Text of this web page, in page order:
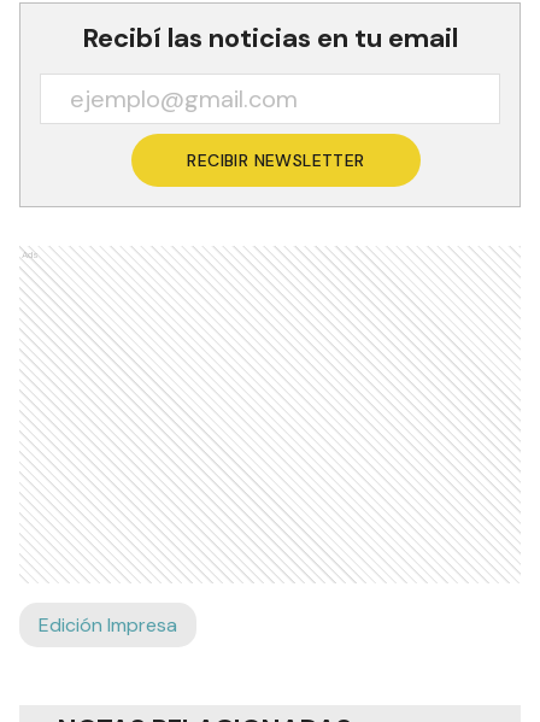
Recibí las noticias en tu email
RECIBIR NEWSLETTER
Ads
Edición Impresa